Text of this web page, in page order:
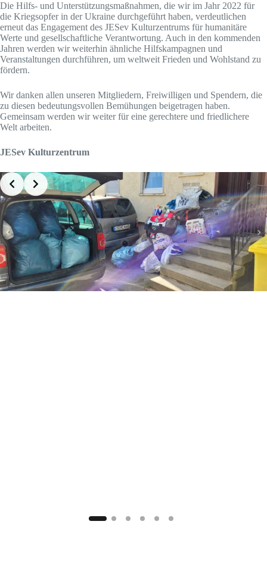
Die Hilfs- und Unterstützungsmaßnahmen, die wir im Jahr 2022 für
die Kriegsopfer in der Ukraine durchgeführt haben, verdeutlichen
erneut das Engagement des JESev Kulturzentrums für humanitäre
Werte und gesellschaftliche Verantwortung. Auch in den kommenden
Jahren werden wir weiterhin ähnliche Hilfskampagnen und
Veranstaltungen durchführen, um weltweit Frieden und Wohlstand zu
fördern.
Wir danken allen unseren Mitgliedern, Freiwilligen und Spendern, die
zu diesen bedeutungsvollen Bemühungen beigetragen haben.
Gemeinsam werden wir weiter für eine gerechtere und friedlichere
Welt arbeiten.
JESev Kulturzentrum